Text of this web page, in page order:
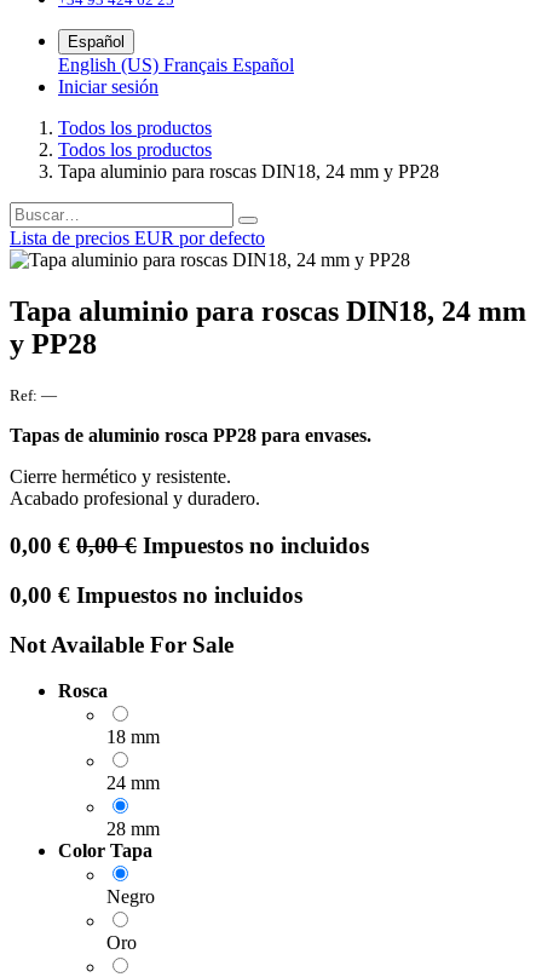
Español
English (US) Français Español
Iniciar sesión
Todos los productos
Todos los productos
Tapa aluminio para roscas DIN18, 24 mm y PP28
Lista de precios EUR por defecto
Tapa aluminio para roscas DIN18, 24 mm
y PP28
Ref: —
Tapas de aluminio rosca PP28 para envases.
Cierre hermético y resistente.
Acabado profesional y duradero.
0,00 € 0,00€ Impuestos no incluidos
0,00 € Impuestos no incluidos
Not Available For Sale
Rosca
18 mm
24 mm
28 mm
Color Tapa
Negro
Oro